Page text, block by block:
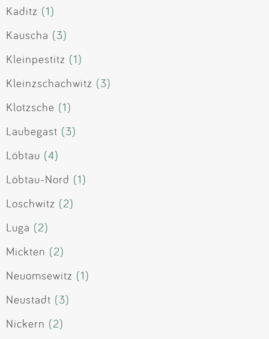
Kaditz (1)
Kauscha (3)
Kleinpestitz (1)
Kleinzschachwitz (3)
Klotzsche (1)
Laubegast (3)
Löbtau (4)
Löbtau-Nord (1)
Loschwitz (2)
Luga (2)
Mickten (2)
Neuomsewitz (1)
Neustadt (3)
Nickern (2)